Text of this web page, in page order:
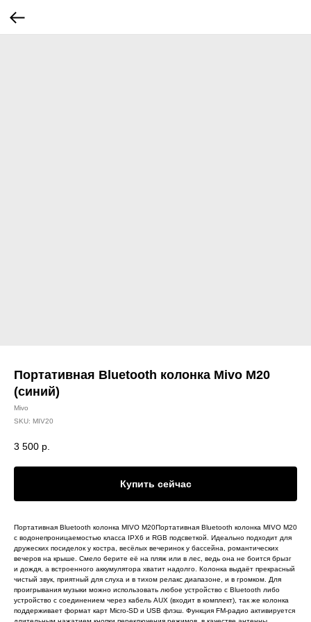
Портативная Bluetooth колонка Mivo M20
(синий)
Mivo
SKU: MIV20
3 500 р.
Купить сейчас
Портативная Bluetooth колонка MIVO M20Портативная Bluetooth колонка MIVO M20
с водонепроницаемостью класса IPX6 и RGB подсветкой. Идеально подходит для
дружеских посиделок у костра, весёлых вечеринок у бассейна, романтических
вечеров на крыше. Смело берите её на пляж или в лес, ведь она не боится брызг
и дождя, а встроенного аккумулятора хватит надолго. Колонка выдаёт прекрасный
чистый звук, приятный для слуха и в тихом релакс диапазоне, и в громком. Для
проигрывания музыки можно использовать любое устройство с Bluetooth либо
устройство с соединением через кабель AUX (входит в комплект), так же колонка
поддерживает формат карт Micro-SD и USB флэш. Функция FM-радио активируется